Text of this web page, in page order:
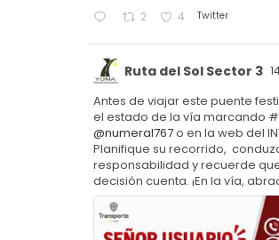
2 4 Twitter
Ruta del Sol Sector 3
Antes de viajar este puente
el estado de la vía marcando
@numeral767o en la web del
Planifique su recorrido,
responsabilidad y recuerde
decisión cuenta. ¡En la vía,